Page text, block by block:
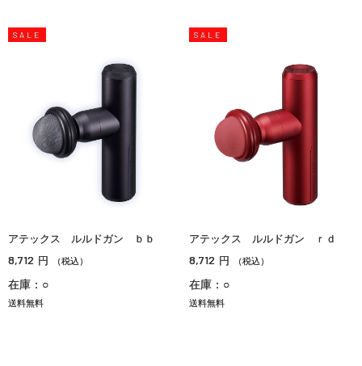
SALE
アテックス ルルドガン ｂｂ
8,712 円 （税込）
在庫：○
送料無料
SALE
アテックス ルルドガン ｒｄ
8,712 円 （税込）
在庫：○
送料無料